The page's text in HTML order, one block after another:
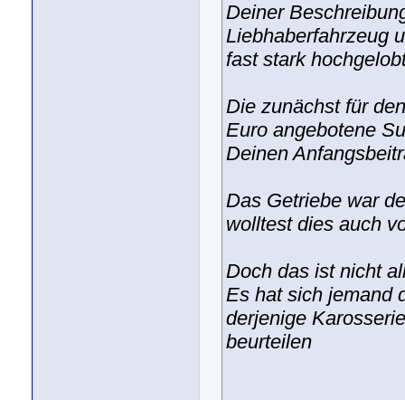
Deiner
Liebhaberfahrzeug
fast stark
Die zunächst für
Euro angebotene
Deinen
Das Getriebe war
wolltest dies auch
Doch das ist nicht
Es hat sich jemand
derjenige
beurteilen